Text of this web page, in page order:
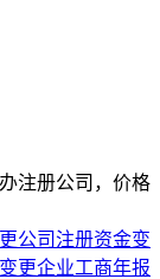
注册公司，价格
公司注册资金变
更企业工商年报